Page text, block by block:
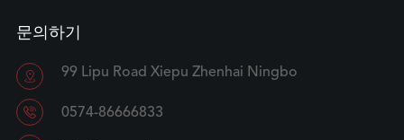
문의하기
 99 Lipu Road Xiepu Zhenhai Ningbo
 0574-86666833